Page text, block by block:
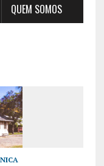
QUEM SOMOS